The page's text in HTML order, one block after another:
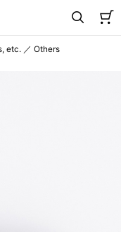
etc. ／ Others